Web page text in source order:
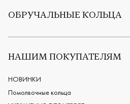
ОБРУЧАЛЬНЫЕ КОЛЬЦА
Все обручальные кольца
Европейские обручальные кольца
Мужские обручальные кольца
Женские обручальные кольца
НАШИМ ПОКУПАТЕЛЯМ
НОВИНКИ
Помолвочные кольца